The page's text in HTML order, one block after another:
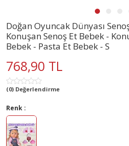
Doğan Oyuncak Dünyası
Konuşan Senoş Et Bebek -
Bebek - Pasta Et Bebek - S
768,90 TL
(0) Değerlendirme
Renk :